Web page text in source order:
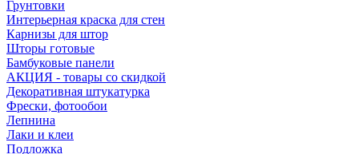
Грунтовки
Интерьерная краска для стен
Карнизы для штор
Шторы готовые
Бамбуковые панели
АКЦИЯ - товары со скидкой
Декоративная штукатурка
Фрески, фотообои
Лепнина
Лаки и клеи
Подложка